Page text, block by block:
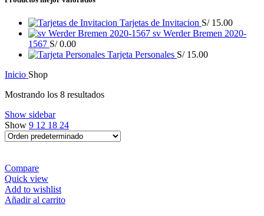
Tarjetas de Invitacion S/15.00
sv Werder Bremen 2020-
1567 S/0.00
Tarjeta Personales S/15.00
Inicio Shop
Mostrando los 8 resultados
Show sidebar
Show 9 12 18 24
Compare
Quick view
Add to wishlist
Añadir al carrito